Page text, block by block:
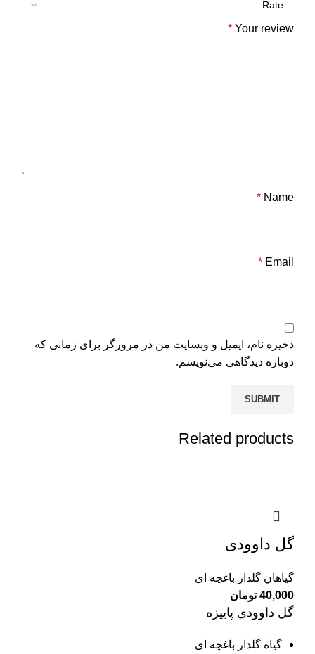
Your review
*
Name
*
Email
*
ذخیره نام، ایمیل و وبسایت من در مرورگر برای زمانی که
دوباره دیدگاهی می‌نویسم.
Related products
گل داوودی
گیاهان گلدار باغچه ای
40,000 تومان
گل داوودی پاییزه
گیاه گلدار باغچه ای